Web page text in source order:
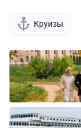
Круизы